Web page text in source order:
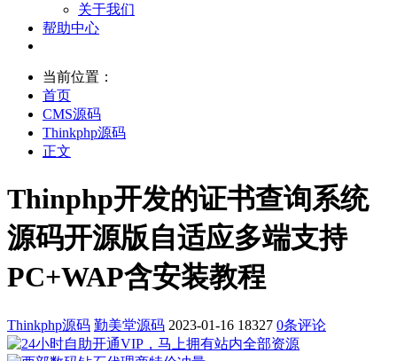
关于我们
帮助中心
当前位置：
首页
CMS源码
Thinkphp源码
正文
Thinphp开发的证书查询系统
源码开源版自适应多端支持
PC+WAP含安装教程
Thinkphp源码 勤美堂源码 2023-01-16 18327 0条评论